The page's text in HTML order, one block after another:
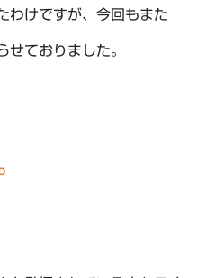
わけですが、今回もまた
せておりました。